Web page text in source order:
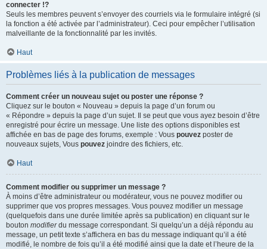
connecter !?
Seuls les membres peuvent s’envoyer des courriels via le formulaire intégré (si
la fonction a été activée par l’administrateur). Ceci pour empêcher l’utilisation
malveillante de la fonctionnalité par les invités.
Haut
Problèmes liés à la publication de messages
Comment créer un nouveau sujet ou poster une réponse ?
Cliquez sur le bouton « Nouveau » depuis la page d’un forum ou
« Répondre » depuis la page d’un sujet. Il se peut que vous ayez besoin d’être
enregistré pour écrire un message. Une liste des options disponibles est
affichée en bas de page des forums, exemple : Vous pouvez poster de
nouveaux sujets, Vous pouvez joindre des fichiers, etc.
Haut
Comment modifier ou supprimer un message ?
À moins d’être administrateur ou modérateur, vous ne pouvez modifier ou
supprimer que vos propres messages. Vous pouvez modifier un message
(quelquefois dans une durée limitée après sa publication) en cliquant sur le
bouton modifierdu message correspondant. Si quelqu’un a déjà répondu au
message, un petit texte s’affichera en bas du message indiquant qu’il a été
modifié, le nombre de fois qu’il a été modifié ainsi que la date et l’heure de la